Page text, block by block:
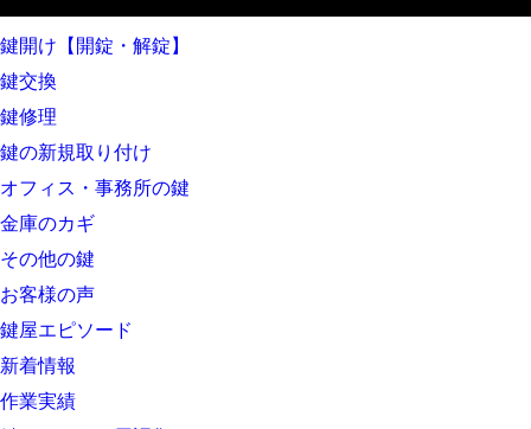
鍵開け【開錠・解錠】
鍵交換
鍵修理
鍵の新規取り付け
オフィス・事務所の鍵
金庫のカギ
その他の鍵
お客様の声
鍵屋エピソード
新着情報
作業実績